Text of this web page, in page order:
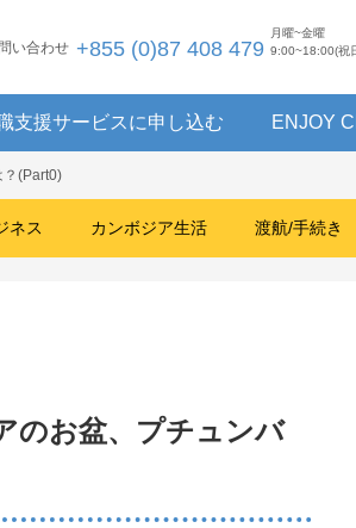
い合わせ +855 (0)87 408 479
月曜~金曜
9:00~18:00(祝
支援サービスに申し込む ENJOY
？(Part0)
ネス カンボジア生活 渡航/手続き
のお盆、プチュンバ